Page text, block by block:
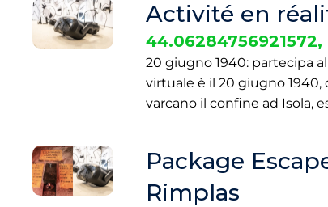
Activité en
44.06284756921572,
20 giugno 1940: partecipa
virtuale è il 20 giugno
varcano il confine ad Isola,
Package
Rimplas